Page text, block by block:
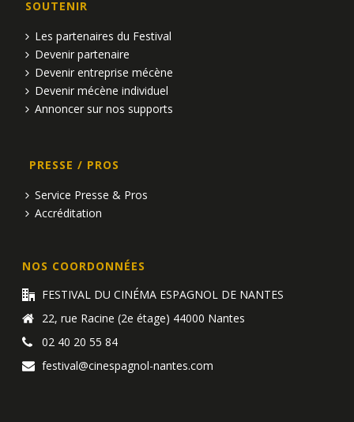
SOUTENIR
Les partenaires du Festival
Devenir partenaire
Devenir entreprise mécène
Devenir mécène individuel
Annoncer sur nos supports
PRESSE / PROS
Service Presse & Pros
Accréditation
NOS COORDONNÉES
FESTIVAL DU CINÉMA ESPAGNOL DE NANTES
22, rue Racine (2e étage) 44000 Nantes
02 40 20 55 84
festival@cinespagnol-nantes.com